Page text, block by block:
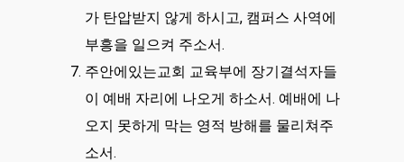
가 탄압받지 않게 하시고, 캠퍼스 사역에
부흥을 일으켜 주소서.
주안에있는교회 교육부에 장기결석자들
이 예배 자리에 나오게 하소서. 예배에 나
오지 못하게 막는 영적 방해를 물리쳐주
소서.